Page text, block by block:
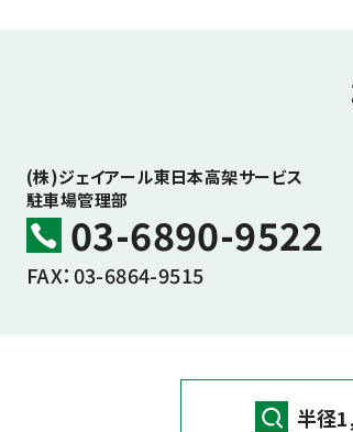
(株)ジェイアール東日本高架サービス
駐車場管理部
03-6890-9522
FAX：03-6864-9515
半径